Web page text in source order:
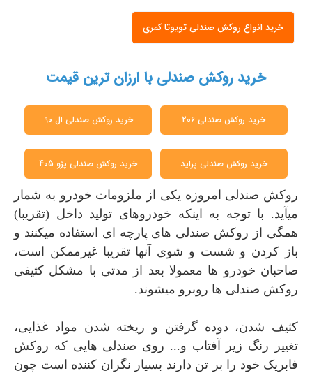
خرید انواع روکش صندلی تویوتا کمری
خرید روکش صندلی با ارزان ترین قیمت
خرید روکش صندلی 206 خرید روکش صندلی ال 90
خرید روکش صندلی پراید خرید روکش صندلی پژو 405
روکش صندلی امروزه یکی از ملزومات خودرو به شمار
میآید. با توجه به اینکه خودروهای تولید داخل (تقریبا)
همگی از روکش صندلی های پارچه ای استفاده میکنند و
باز کردن و شست و شوی آنها تقریبا غیرممکن است،
صاحبان خودرو ها معمولا بعد از مدتی با مشکل کثیفی
روکش صندلی ها روبرو میشوند.
کثیف شدن، دوده گرفتن و ریخته شدن مواد غذایی،
تغییر رنگ زیر آفتاب و... روی صندلی هایی که روکش
فابریک خود را بر تن دارند بسیار نگران کننده است چون